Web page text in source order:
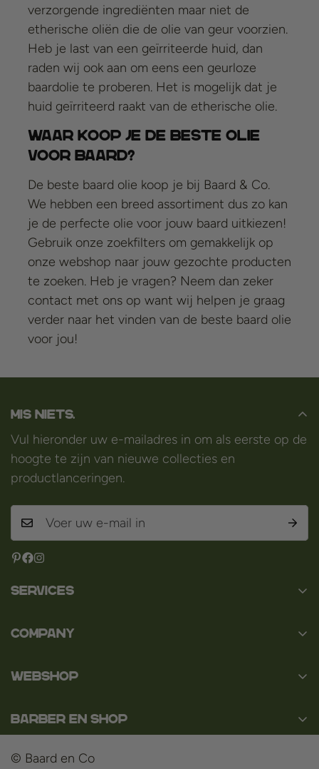
verzorgende ingrediënten maar niet de
etherische oliën die de olie van geur voorzien.
Heb je last van een geïrriteerde huid, dan
raden wij ook aan om eens een geurloze
baardolie te proberen. Het is mogelijk dat je
huid geïrriteerd raakt van de etherische olie.
Waar koop je de beste olie
voor baard?
De beste baard olie koop je bij Baard & Co.
We hebben een breed assortiment dus zo kan
je de perfecte olie voor jouw baard uitkiezen!
Gebruik onze zoekfilters om gemakkelijk op
onze webshop naar jouw gezochte producten
te zoeken. Heb je vragen? Neem dan zeker
contact met ons op want wij helpen je graag
verder naar het vinden van de beste baard olie
voor jou!
Mis niets.
Vul hieronder uw e-mailadres in om als eerste op de
hoogte te zijn van nieuwe collecties en
productlanceringen.
Services
Over ons
Disclaimer
Privacybeleid
Betaalmethoden
Company
Baal 36
België
BTW: BE0463.789.563
WEBSHOP
Scheren
Haar
Barber en Shop
© Baard en Co